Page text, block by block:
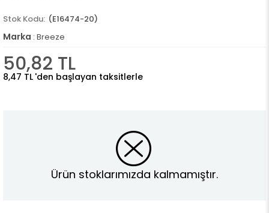
(E16474-20)
Marka : Breeze
50,82 TL
8,47 TL 'den başlayan taksitlerle
Ürün stoklarımızda kalmamıştır.